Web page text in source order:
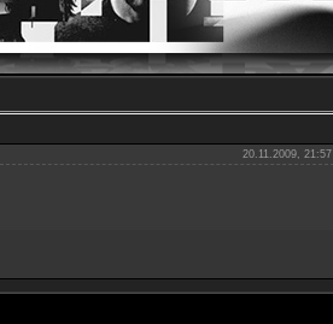
20.11.2009, 21:57